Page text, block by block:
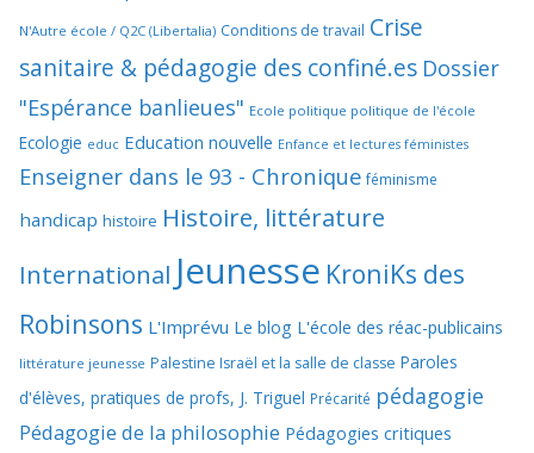
N'Autre école / Q2C (Libertalia) Conditions de travail Crise
sanitaire & pédagogie des confiné.es Dossier
"Espérance banlieues" Ecole politique politique de l'école
Ecologie educ Education nouvelle Enfance et lectures féministes
Enseigner dans le 93 - Chronique féminisme
handicap histoire Histoire, littérature
International Jeunesse KroniKs des
Robinsons L'Imprévu Le blog L'école des réac-publicains
littérature jeunesse Palestine Israël et la salle de classe Paroles
d'élèves, pratiques de profs, J. Triguel Précarité pédagogie
Pédagogie de la philosophie Pédagogies critiques